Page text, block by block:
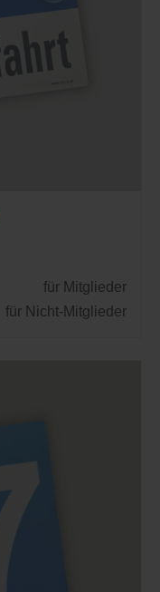
für Mitglieder
für Nicht-Mitglieder